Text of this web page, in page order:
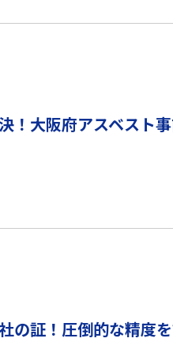
！大阪府アスベスト
の証！圧倒的な精度